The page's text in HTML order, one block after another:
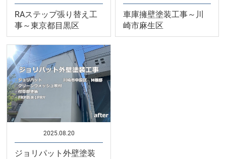
RAステップ張り替え工
事～東京都目黒区
車庫擁壁塗装工事～川
崎市麻生区
2025.08.20
ジョリパット外壁塗装